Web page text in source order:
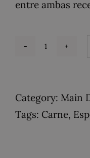
entre ambas
Pollo
quantity
Category: Main
Tags: Carne,